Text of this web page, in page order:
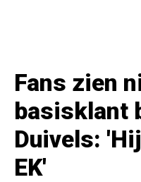
Fans zien
basisklant
Duivels:
EK'